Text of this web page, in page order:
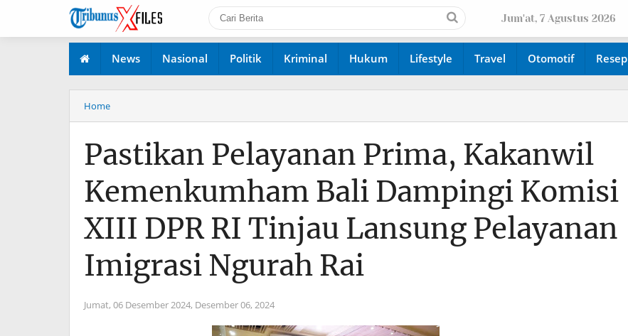
Jum'at, 7 Agustus 2026
News Nasional Politik Kriminal Hukum Lifestyle Travel Otomotif Resep
Home
Pastikan Pelayanan Prima, Kakanwil
Kemenkumham Bali Dampingi Komisi
XIII DPR RI Tinjau Lansung Pelayanan
Imigrasi Ngurah Rai
Jumat, 06 Desember 2024, Desember 06, 2024